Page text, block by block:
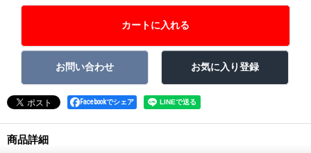
Facebookでシェア
商品詳細